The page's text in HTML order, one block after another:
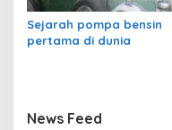
Sejarah pompa bensin
pertama di dunia
News Feed